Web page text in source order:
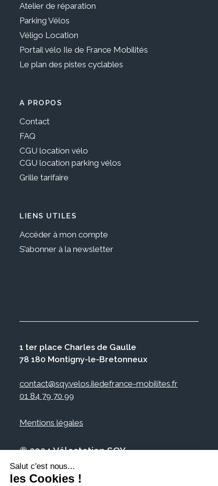
Atelier de réparation
Parking Vélos
Véligo Location
Portail vélo Ile de France Mobilités
Le plan des pistes cyclables
A PROPOS
Contact
FAQ
CGU location vélo
CGU location parking vélos
Grille tarifaire
LIENS UTILES
Accéder à mon compte
S’abonner à la newsletter
1 ter place Charles de Gaulle
78 180 Montigny-le-Bretonneux
contact@sqy.velos.iledefrance-mobilites.fr
01 84 79 70 99
Mentions légales
© 2024 Vélostation SQY
Salut c'est nous...
les Cookies !